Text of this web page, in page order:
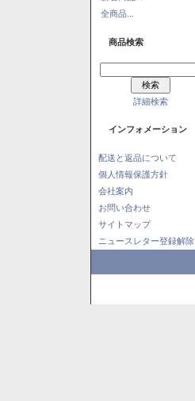
全商品...
商品検索
詳細検索
インフォメーション
配送と返品について
個人情報保護方針
会社案内
お問い合わせ
サイトマップ
ニュースレター登録解除